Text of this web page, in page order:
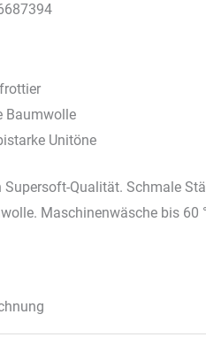
Baumwolle
Unitöne
Supersoft-Qualität. Schmale
Maschinenwäsche bis 60